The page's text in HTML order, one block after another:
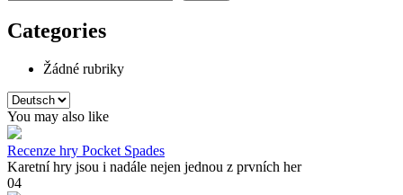
Categories
Žádné rubriky
Zvolte
jazyk
You may also like
Recenze hry Pocket Spades
Karetní hry jsou i nadále nejen jednou z prvních her
04